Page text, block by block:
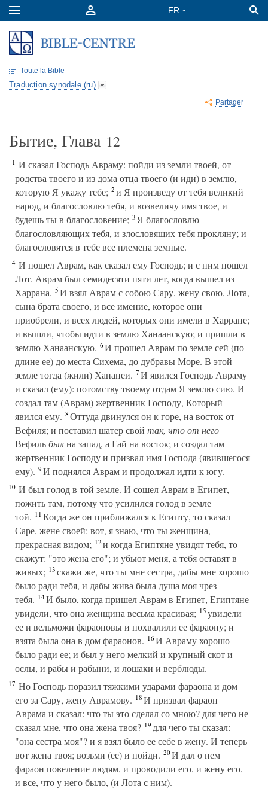
Toute la Bible
Traduction synodale (ru)
Partager
Бытие, Глава 12
1 И сказал Господь Авраму: пойди из земли твоей, от
родства твоего и из дома отца твоего (и иди) в землю,
которую Я укажу тебе; 2и Я произведу от тебя великий
народ, и благословлю тебя, и возвеличу имя твое, и
будешь ты в благословение; 3Я благословлю
благословляющих тебя, и злословящих тебя прокляну; и
благословятся в тебе все племена земные.
4 И пошел Аврам, как сказал ему Господь; и с ним пошел
Лот. Аврам был семидесяти пяти лет, когда вышел из
Харрана. 5И взял Аврам с собою Сару, жену свою, Лота,
сына брата своего, и все имение, которое они
приобрели, и всех людей, которых они имели в Харране;
и вышли, чтобы идти в землю Ханаанскую; и пришли в
землю Ханаанскую. 6И прошел Аврам по земле сей (по
длине ее) до места Сихема, до дубравы Море. В этой
земле тогда (жили) Хананеи. 7И явился Господь Авраму
и сказал (ему): потомству твоему отдам Я землю сию. И
создал там (Аврам) жертвенник Господу, Который
явился ему. 8Оттуда двинулся он к горе, на восток от
Вефиля; и поставил шатер свой так, что от него
Вефильбылна запад, а Гай на восток; и создал там
жертвенник Господу и призвал имя Господа (явившегося
ему). 9И поднялся Аврам и продолжал идти к югу.
10 И был голод в той земле. И сошел Аврам в Египет,
пожить там, потому что усилился голод в земле
той. 11Когда же он приближался к Египту, то сказал
Саре, жене своей: вот, я знаю, что ты женщина,
прекрасная видом; 12и когда Египтяне увидят тебя, то
скажут: "это жена его"; и убьют меня, а тебя оставят в
живых; 13скажи же, что ты мне сестра, дабы мне хорошо
было ради тебя, и дабы жива была душа моя чрез
тебя. 14И было, когда пришел Аврам в Египет, Египтяне
увидели, что она женщина весьма красивая; 15увидели
ее и вельможи фараоновы и похвалили ее фараону; и
взята была она в дом фараонов. 16И Авраму хорошо
было ради ее; и был у него мелкий и крупный скот и
ослы, и рабы и рабыни, и лошаки и верблюды.
17 Но Господь поразил тяжкими ударами фараона и дом
его за Сару, жену Аврамову. 18И призвал фараон
Аврама и сказал: что ты это сделал со мною? для чего не
сказал мне, что она жена твоя? 19для чего ты сказал:
"она сестра моя"? и я взял было ее себе в жену. И теперь
вот жена твоя; возьми (ее) и пойди. 20И дал о нем
фараон повеление людям, и проводили его, и жену его,
и все, что у него было, (и Лота с ним).